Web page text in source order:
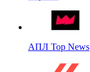
АПЛ Top News